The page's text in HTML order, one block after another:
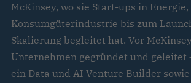
McKinsey, wo sie Start-ups in
Konsumgüterindustrie bis zum
Skalierung begleitet hat. Vor
Unternehmen gegründet und geleitet
ein Data und AI Venture Builder